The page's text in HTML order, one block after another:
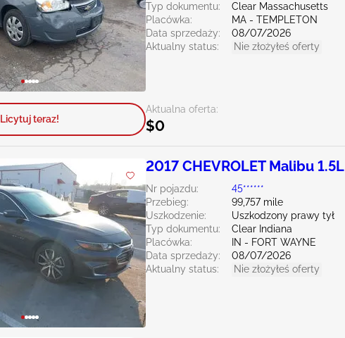
Typ dokumentu:
Clear Massachusetts
Placówka:
MA - TEMPLETON
Data sprzedaży:
08/07/2026
Aktualny status:
Nie złożyłeś oferty
Aktualna oferta:
$0
Licytuj teraz!
2017 CHEVROLET Malibu 1.5L
Nr pojazdu:
45******
Przebieg:
99,757 mile
Uszkodzenie:
Uszkodzony prawy tył
Typ dokumentu:
Clear Indiana
Placówka:
IN - FORT WAYNE
Data sprzedaży:
08/07/2026
Aktualny status:
Nie złożyłeś oferty